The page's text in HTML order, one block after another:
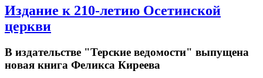
Издание к 210-летию Осетинской
церкви
В издательстве "Терские ведомости" выпущена
новая книга Феликса Киреева